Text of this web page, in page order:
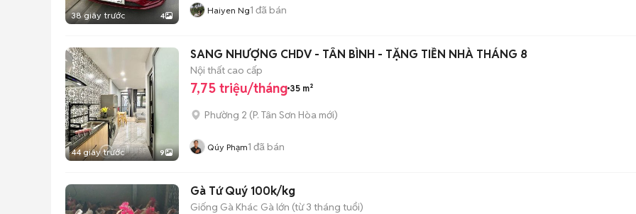
38 giây trước 4 Haiyen Ng1 đã bán
44 giây trước 9
SANG NHƯỢNG CHDV - TÂN BÌNH - TẶNG TIỀN NHÀ THÁNG 8
Nội thất cao cấp
7,75 triệu/tháng 35 m²
Phường 2 (P. Tân Sơn Hòa mới)
Qúy Phạm1 đã bán
Gà Tứ Quý 100k/kg
Giống Gà Khác Gà lớn (từ 3 tháng tuổi)